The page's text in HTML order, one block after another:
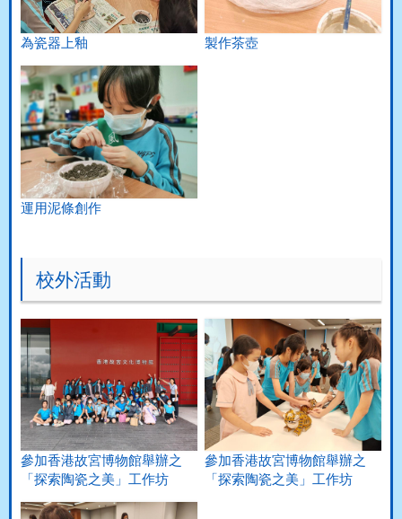
為瓷器上釉 製作茶壺
運用泥條創作
校外活動
參加香港故宮博物館舉辦之
「探索陶瓷之美」工作坊
參加香港故宮博物館舉辦之
「探索陶瓷之美」工作坊